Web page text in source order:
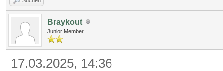
Braykout
Junior Member
17.03.2025, 14:36